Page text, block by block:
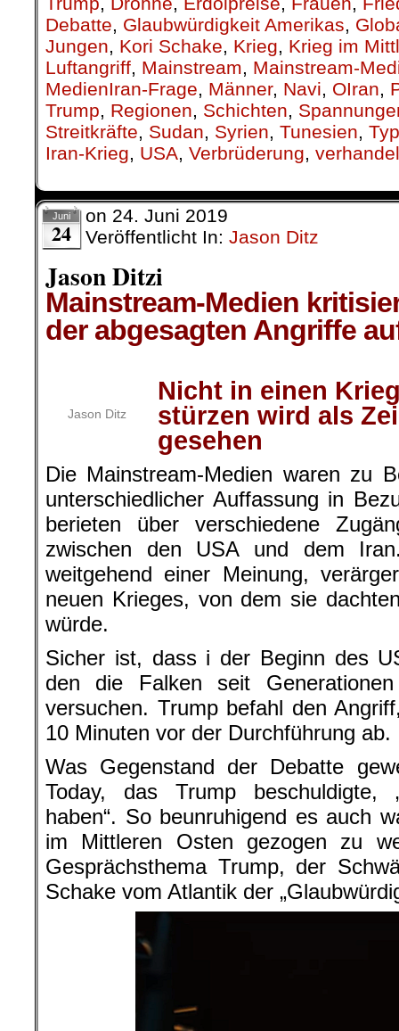
Debatte, Glaubwürdigkeit Amerikas,
Jungen, Kori Schake, Krieg, Krieg im
Luftangriff, Mainstream, Mainstream-
MedienIran-Frage, Männer, Navi, OIran,
Trump, Regionen, Schichten,
Streitkräfte, Sudan, Syrien, Tunesien,
Iran-Krieg, USA, Verbrüderung,
Juni
24
on 24. Juni 2019
Veröffentlicht In: Jason Ditz
Jason Ditzi
Mainstream-Medien
der abgesagten Angriffe
Jason Ditz
Nicht in einen
stürzen wird als
gesehen
Die Mainstream-Medien waren zu
unterschiedlicher Auffassung in
berieten über verschiedene
zwischen den USA und dem
weitgehend einer Meinung,
neuen Krieges, von dem sie
würde.
Sicher ist, dass i der Beginn des
den die Falken seit
versuchen. Trump befahl den
10 Minuten vor der Durchführung ab.
Was Gegenstand der Debatte
Today, das Trump beschuldigte,
haben“. So beunruhigend es auch
im Mittleren Osten gezogen zu
Gesprächsthema Trump, der
Schake vom Atlantik der